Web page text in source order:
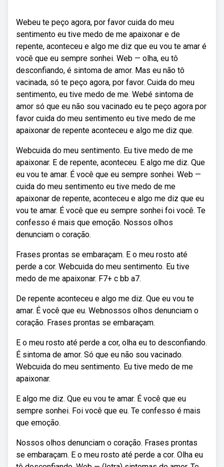
Webeu te peço agora, por favor cuida do meu
sentimento eu tive medo de me apaixonar e de
repente, aconteceu e algo me diz que eu vou te amar é
você que eu sempre sonhei. Web — olha, eu tô
desconfiando, é sintoma de amor. Mas eu não tô
vacinada, só te peço agora, por favor. Cuida do meu
sentimento, eu tive medo de me. Webé sintoma de
amor só que eu não sou vacinado eu te peço agora por
favor cuida do meu sentimento eu tive medo de me
apaixonar de repente aconteceu e algo me diz que.
Webcuida do meu sentimento. Eu tive medo de me
apaixonar. E de repente, aconteceu. E algo me diz. Que
eu vou te amar. É você que eu sempre sonhei. Web —
cuida do meu sentimento eu tive medo de me
apaixonar de repente, aconteceu e algo me diz que eu
vou te amar. É você que eu sempre sonhei foi você. Te
confesso é mais que emoção. Nossos olhos
denunciam o coração.
Frases prontas se embaraçam. E o meu rosto até
perde a cor. Webcuida do meu sentimento. Eu tive
medo de me apaixonar. F7+ c bb a7.
De repente aconteceu e algo me diz. Que eu vou te
amar. É você que eu. Webnossos olhos denunciam o
coração. Frases prontas se embaraçam.
E o meu rosto até perde a cor, olha eu to desconfiando.
É sintoma de amor. Só que eu não sou vacinado.
Webcuida do meu sentimento. Eu tive medo de me
apaixonar.
E algo me diz. Que eu vou te amar. É você que eu
sempre sonhei. Foi você que eu. Te confesso é mais
que emoção.
Nossos olhos denunciam o coração. Frases prontas
se embaraçam. E o meu rosto até perde a cor. Olha eu